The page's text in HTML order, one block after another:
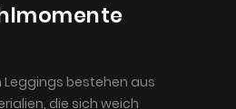
Leggings bestehen aus
die sich weich